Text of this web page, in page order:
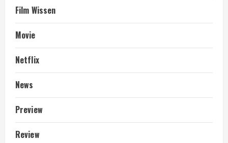
Film Wissen
Movie
Netflix
News
Preview
Review